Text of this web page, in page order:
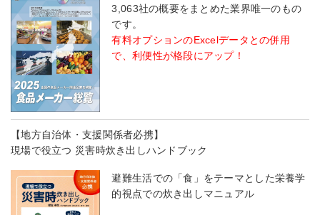
3,063社の概要をまとめた業界唯一のもの
です。
有料オプションのExcelデータとの併用
で、利便性が格段にアップ！
【地方自治体・支援関係者必携】
現場で役立つ 災害時炊き出しハンドブック
避難生活での「食」をテーマとした栄養学
的視点での炊き出しマニュアル